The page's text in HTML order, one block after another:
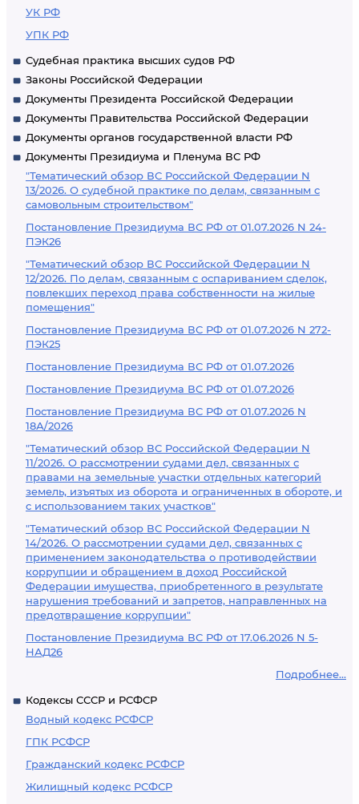
УК РФ
УПК РФ
Судебная практика высших судов РФ
Законы Российской Федерации
Документы Президента Российской Федерации
Документы Правительства Российской Федерации
Документы органов государственной власти РФ
Документы Президиума и Пленума ВС РФ
"Тематический обзор ВС Российской Федерации N
13/2026. О судебной практике по делам, связанным с
самовольным строительством"
Постановление Президиума ВС РФ от 01.07.2026 N 24-
ПЭК26
"Тематический обзор ВС Российской Федерации N
12/2026. По делам, связанным с оспариванием сделок,
повлекших переход права собственности на жилые
помещения"
Постановление Президиума ВС РФ от 01.07.2026 N 272-
ПЭК25
Постановление Президиума ВС РФ от 01.07.2026
Постановление Президиума ВС РФ от 01.07.2026
Постановление Президиума ВС РФ от 01.07.2026 N
18А/2026
"Тематический обзор ВС Российской Федерации N
11/2026. О рассмотрении судами дел, связанных с
правами на земельные участки отдельных категорий
земель, изъятых из оборота и ограниченных в обороте, и
с использованием таких участков"
"Тематический обзор ВС Российской Федерации N
14/2026. О рассмотрении судами дел, связанных с
применением законодательства о противодействии
коррупции и обращением в доход Российской
Федерации имущества, приобретенного в результате
нарушения требований и запретов, направленных на
предотвращение коррупции"
Постановление Президиума ВС РФ от 17.06.2026 N 5-
НАД26
Подробнее...
Кодексы СССР и РСФСР
Водный кодекс РСФСР
ГПК РСФСР
Гражданский кодекс РСФСР
Жилищный кодекс РСФСР